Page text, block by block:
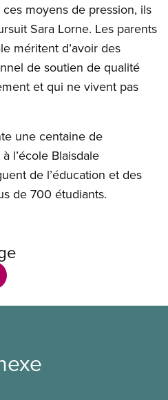
moyens de pression, ils
Sara Lorne. Les parents
méritent d’avoir des
de soutien de qualité
et qui ne vivent pas
une centaine de
l’école Blaisdale
de l’éducation et des
de 700 étudiants.